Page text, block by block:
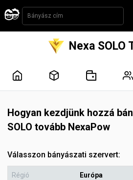
Nexa SOLO
Hogyan kezdjünk hozzá
SOLO tovább NexaPow
Válasszon bányászati szervert:
Régió Európa